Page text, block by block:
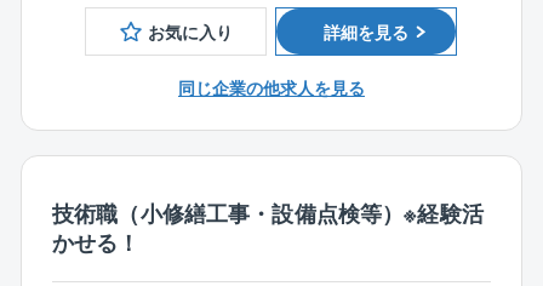
■長期修繕計画表作成：修繕工事の時期及び費用を把握
するための修繕計画を作成します。
■設備点検の確認：関係業者による設備点検等の結果を
※夜間、休日出勤は基本少なめですが、対応いただいた
場合は振替休日を取得いただきます。
■建築士・建築施工管理技士・管工事施工管理技士・電
気主任技術者などの資格をお持ちの方
お気に入り 詳細を見る
同じ企業の他求人を見る
技術職（小修繕工事・設備点検等）※経験活
かせる！